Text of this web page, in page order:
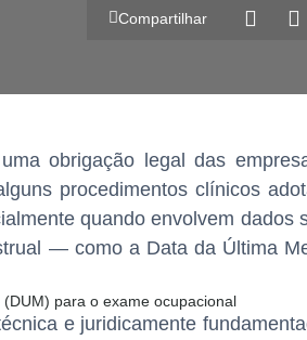
Compartilhar
obrigação legal das
procedimentos clínicos
quando envolvem dados
— como a Data da Última
e juridicamente